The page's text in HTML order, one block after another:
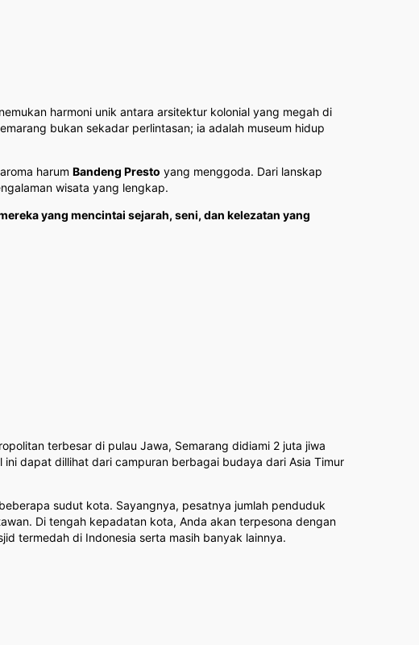
harmoni unik antara arsitektur kolonial yang megah di
bukan sekadar perlintasan; ia adalah museum hidup
harum Bandeng Presto yang menggoda. Dari lanskap
wisata yang lengkap.
yang mencintai sejarah, seni, dan kelezatan yang
terbesar di pulau Jawa, Semarang didiami 2 juta jiwa
dapat dillihat dari campuran berbagai budaya dari Asia Timur
sudut kota. Sayangnya, pesatnya jumlah penduduk
Di tengah kepadatan kota, Anda akan terpesona dengan
termedah di Indonesia serta masih banyak lainnya.